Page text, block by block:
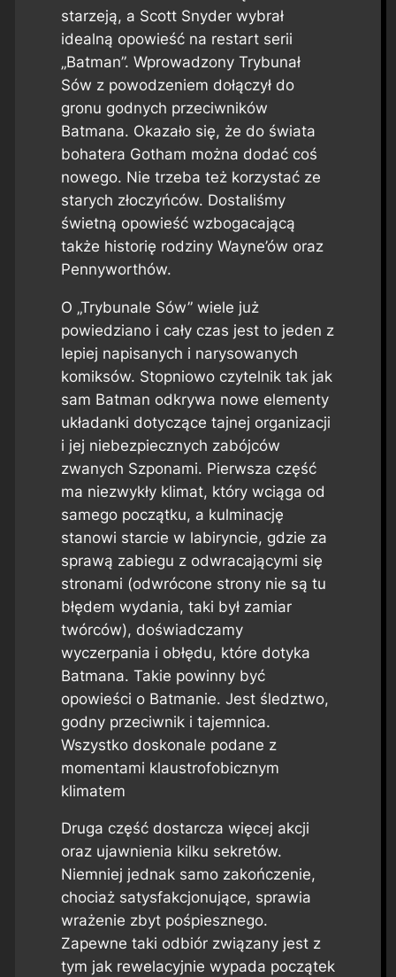
starzeją, a Scott Snyder wybrał
idealną opowieść na restart serii
„Batman”. Wprowadzony Trybunał
Sów z powodzeniem dołączył do
gronu godnych przeciwników
Batmana. Okazało się, że do świata
bohatera Gotham można dodać coś
nowego. Nie trzeba też korzystać ze
starych złoczyńców. Dostaliśmy
świetną opowieść wzbogacającą
także historię rodziny Wayne’ów oraz
Pennyworthów.
O „Trybunale Sów” wiele już
powiedziano i cały czas jest to jeden z
lepiej napisanych i narysowanych
komiksów. Stopniowo czytelnik tak jak
sam Batman odkrywa nowe elementy
układanki dotyczące tajnej organizacji
i jej niebezpiecznych zabójców
zwanych Szponami. Pierwsza część
ma niezwykły klimat, który wciąga od
samego początku, a kulminację
stanowi starcie w labiryncie, gdzie za
sprawą zabiegu z odwracającymi się
stronami (odwrócone strony nie są tu
błędem wydania, taki był zamiar
twórców), doświadczamy
wyczerpania i obłędu, które dotyka
Batmana. Takie powinny być
opowieści o Batmanie. Jest śledztwo,
godny przeciwnik i tajemnica.
Wszystko doskonale podane z
momentami klaustrofobicznym
klimatem
Druga część dostarcza więcej akcji
oraz ujawnienia kilku sekretów.
Niemniej jednak samo zakończenie,
chociaż satysfakcjonujące, sprawia
wrażenie zbyt pośpiesznego.
Zapewne taki odbiór związany jest z
tym jak rewelacyjnie wypada początek